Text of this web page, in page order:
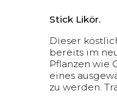
Stick Likör.
Dieser
bereits im
Pflanzen wie
eines
zu werden.